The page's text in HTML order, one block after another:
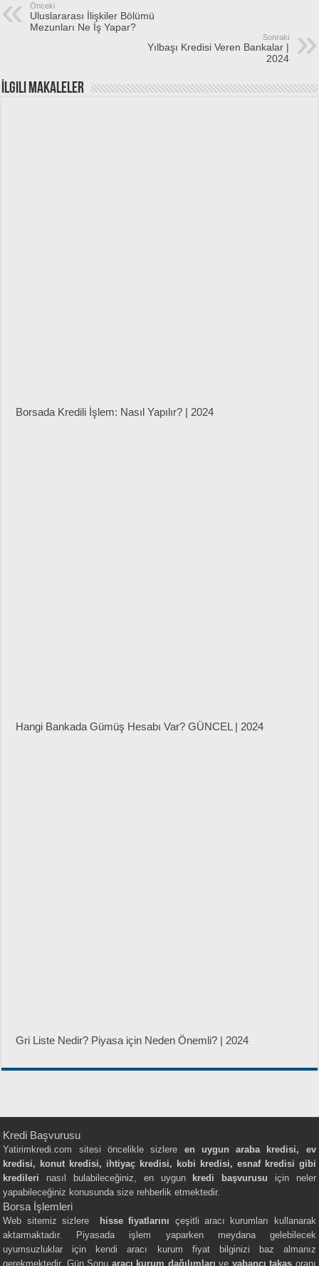
Önceki
Uluslararası İlişkiler Bölümü
Mezunları Ne İş Yapar?
Sonraki
Yılbaşı Kredisi Veren Bankalar |
2024
İlgili Makaleler
Borsada Kredili İşlem: Nasıl Yapılır? | 2024
Hangi Bankada Gümüş Hesabı Var? GÜNCEL | 2024
Gri Liste Nedir? Piyasa için Neden Önemli? | 2024
Kredi Başvurusu
Yatirimkredi.com sitesi öncelikle sizlere en uygun araba kredisi, ev
kredisi, konut kredisi, ihtiyaç kredisi, kobi kredisi, esnaf kredisi gibi
kredileri nasıl bulabileceğiniz, en uygun kredi başvurusu için neler
yapabileceğiniz konusunda size rehberlik etmektedir.
Borsa İşlemleri
Web sitemiz sizlere hisse fiyatlarını çeşitli aracı kurumları kullanarak
aktarmaktadır. Piyasada işlem yaparken meydana gelebilecek
uyumsuzluklar için kendi aracı kurum fiyat bilginizi baz almanız
gerekmektedir. Gün Sonu aracı kurum dağılımları ve yabancı takas oranı